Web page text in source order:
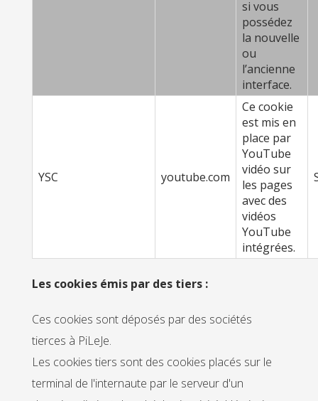
si vous
possédez
la nouvelle
ou
l’ancienne
interface.
YSC youtube.com
Ce cookie
est mis en
place par
YouTube
vidéo sur
les pages
avec des
vidéos
YouTube
intégrées.
Les cookies émis par des tiers :
Ces cookies sont déposés par des sociétés
tierces à PiLeJe.
Les cookies tiers sont des cookies placés sur le
terminal de l'internaute par le serveur d'un